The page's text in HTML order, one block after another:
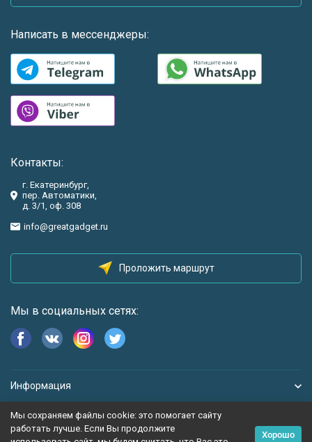
Написать в мессенджеры:
Контакты:
г. Екатеринбург,
пер. Автоматики,
д. 3/1, оф. 308
info@greatgadget.ru
Проложить маршрут
Мы в социальных сетях:
Информация
Мы сохраняем файлы cookie: это помогает сайту
работать лучше. Если Вы продолжите
Хорошо